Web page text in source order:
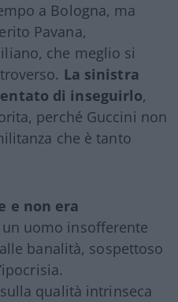
a Bologna, ma
Pavana,
che meglio si
La sinistra
di inseguirlo,
perché Guccini non
che è tanto
e non era
uomo insofferente
banalità, sospettoso
qualità intrinseca